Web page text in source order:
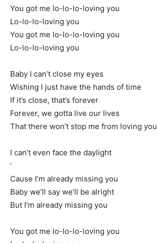
You got me lo-lo-lo-loving you
Lo-lo-lo-loving you
You got me lo-lo-lo-loving you
Lo-lo-lo-loving you
Baby I can’t close my eyes
Wishing I just have the hands of time
If it’s close, that’s forever
Forever, we gotta live our lives
That there won’t stop me from loving you
I can’t even face the daylight
‘
Cause I’m already missing you
Baby we’ll say we’ll be alright
But I’m already missing you
You got me lo-lo-lo-loving you